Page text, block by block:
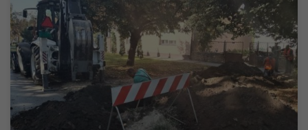
ЈКП „Водовод и канализација“ Зрењанин изводи радове на
санацији квара на водоводној мрежи на Дуваници, због чега је
око 10,15 часова дошло до прекида водоснабдевања у овом
градском насељу. ЈКП „Водовод и канализација“ Зрењанин
изводи радове на санацији квара на водоводној мрежи на
Дуваници, због чега је око 10,15 часова […]